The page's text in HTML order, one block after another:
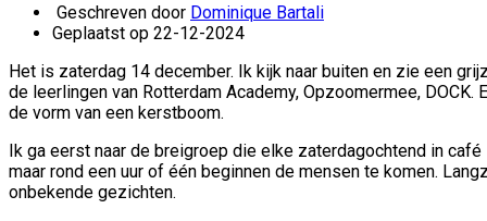
Geschreven door Dominique Bartali
Geplaatst op 22-12-2024
Het is zaterdag 14 december. Ik kijk naar buiten en zie een
de leerlingen van Rotterdam Academy, Opzoomermee,
de vorm van een kerstboom.
Ik ga eerst naar de breigroep die elke zaterdagochtend in
maar rond een uur of één beginnen de mensen te komen.
onbekende gezichten.